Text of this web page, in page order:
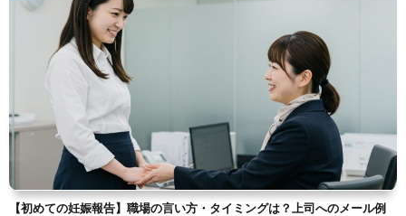
【初めての妊娠報告】職場の言い方・タイミングは？上司へのメール例